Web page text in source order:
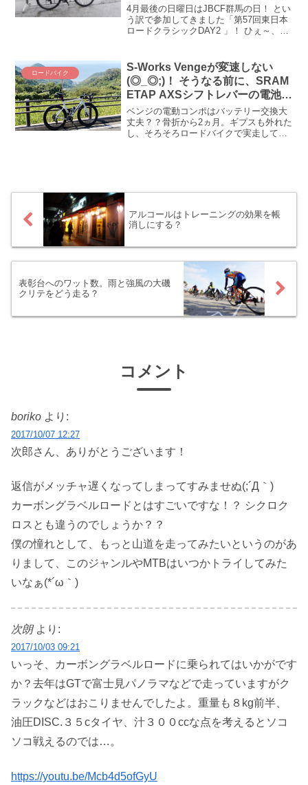
ドクラシックDAY2 E2を振り返
る
4月最後の日曜日はJBCF群馬の日！ とい
う訳で参加してきました「第57回東日本
ロードクラシックDAY2 」！ ひぇ～、我
´Д｀) 極寒群馬CSCの記録を振り返りま
す！
ロードバイク
S-Works Vengeが変速しない
(◎_◎;)！ そうなる前に、SRAM
ETAP AXSシフトレバーの電池を
交換
ベンジの電動コンポはバッテリー交換大
丈夫？？骨折から2ヵ月。ギプスも外れた
し、そろそろロードバイクで実走しても
アルコールはトレーニングの効果を帳
消しにする？
表彰台へのワット数。雨と強風の大磯
クリテをどう走る？
コメント
boriko より:
2017/10/07 12:27
次郎さん、ありがとうございます！
返信がメッチャ遅くなってしまってすみませぬ(;´Д｀)
カーボングラベルロードとはすごいですな！？ シクロク
ロスとも違うのでしょうか？？
僕の憧れとして、もっと山道を走ってみたいというのがあ
りまして、このジャンルやMTBはいつかトライしてみた
いなぁ(*´ω｀)
次朗 より:
2017/10/03 09:21
いっそ、カーボングラベルロードに乗られてはいかがです
か？去年はGTで富士見パノラマなどで走っていますがク
ラックなどはおこりませんでしたよ。重量も８kg前半、
油圧DISC.３５cタイヤ、汁３００ccな点を考えるとソコ
ソコ戦えるのでは…。
https://youtu.be/Mcb4d5ofGyU